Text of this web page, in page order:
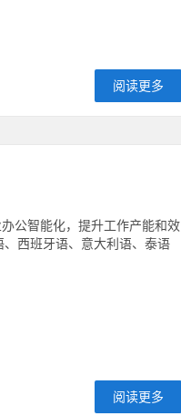
阅读更多
公智能化，提升工作产能和效
西班牙语、意大利语、泰语
阅读更多